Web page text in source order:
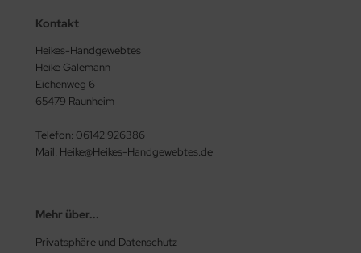
Kontakt
Heikes-Handgewebtes
Heike Galemann
Eichenweg 6
65479 Raunheim
Telefon: 06142 926386
Mail: Heike@Heikes-Handgewebtes.de
Mehr über...
Privatsphäre und Datenschutz